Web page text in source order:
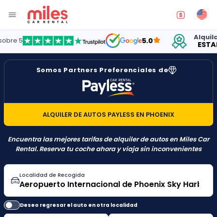
5 5.0 Alquilando
ESTADOS
Somos Partners Preferenciales de
ALQUILER DE AUTOS PAYLESS EN PHOENIX
Encuentra las mejores tarifas de alquiler de autos en Miles Car
Rental. Reserva tu coche ahora y viaja sin inconvenientes
Localidad de Recogida
Deseo regresar el auto en otra localidad